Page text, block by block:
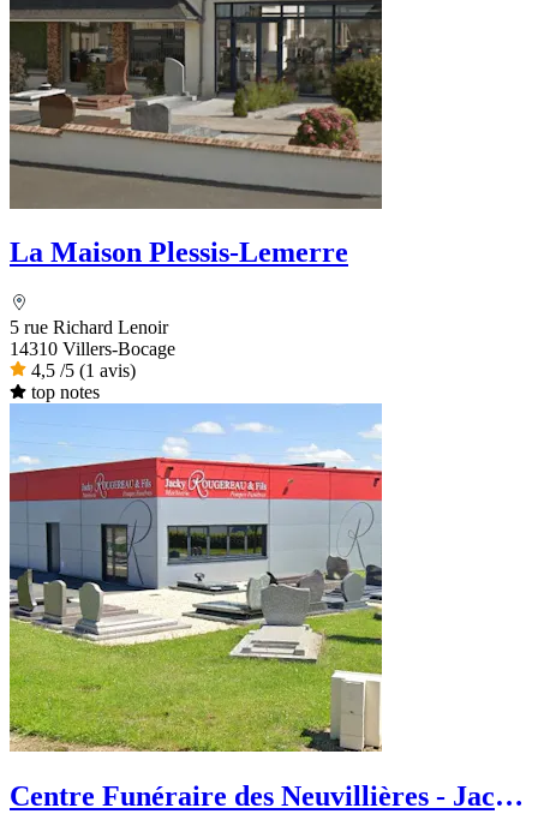
La Maison Plessis-Lemerre
5 rue Richard Lenoir
14310 Villers-Bocage
4,5 /5 (1 avis)
top notes
Centre Funéraire des Neuvillières - Jacky